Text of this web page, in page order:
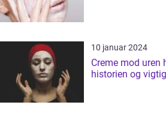
10 januar 2024
Creme mod uren
historien og